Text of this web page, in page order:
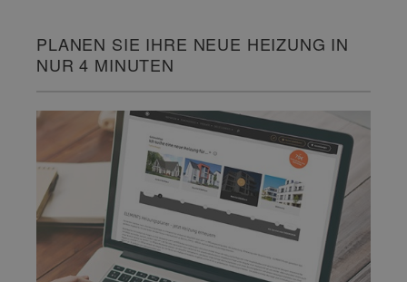
PLANEN SIE IHRE NEUE HEIZUNG IN
NUR 4 MINUTEN